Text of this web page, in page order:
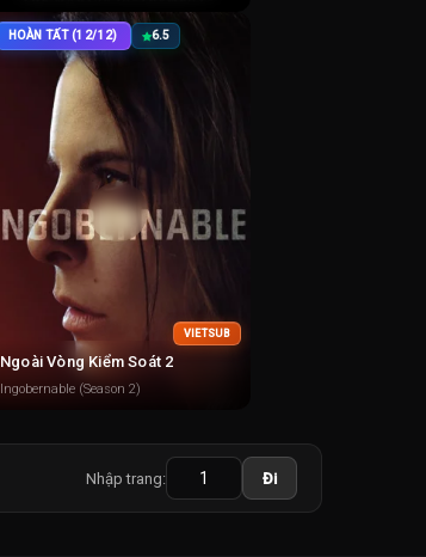
HOÀN TẤT (12/12) 6.5
VIETSUB
Ngoài Vòng Kiểm Soát 2
Ingobernable (Season 2)
Nhập trang: Đi